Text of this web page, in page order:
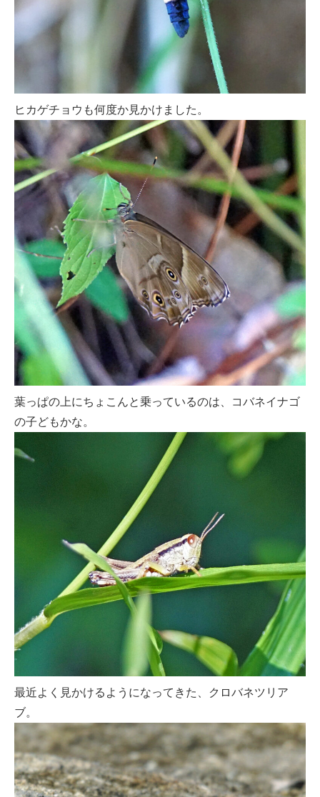
ヒカゲチョウも何度か見かけました。
葉っぱの上にちょこんと乗っているのは、コバネイナゴ
の子どもかな。
最近よく見かけるようになってきた、クロバネツリア
ブ。